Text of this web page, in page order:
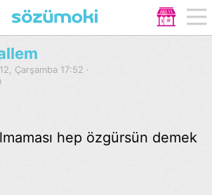
Çarşamba 17:52 ·
hep özgürsün demek